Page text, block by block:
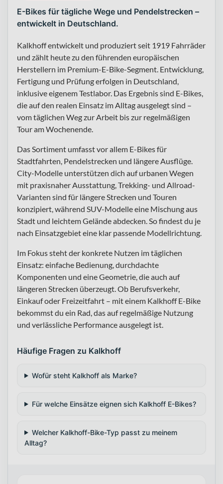
E-Bikes für tägliche Wege und Pendelstrecken –
entwickelt in Deutschland.
Kalkhoff entwickelt und produziert seit 1919 Fahrräder
und zählt heute zu den führenden europäischen
Herstellern im Premium-E-Bike-Segment. Entwicklung,
Fertigung und Prüfung erfolgen in Deutschland,
inklusive eigenem Testlabor. Das Ergebnis sind E-Bikes,
die auf den realen Einsatz im Alltag ausgelegt sind –
vom täglichen Weg zur Arbeit bis zur regelmäßigen
Tour am Wochenende.
Das Sortiment umfasst vor allem E-Bikes für
Stadtfahrten, Pendelstrecken und längere Ausflüge.
City-Modelle unterstützen dich auf urbanen Wegen
mit praxisnaher Ausstattung, Trekking- und Allroad-
Varianten sind für längere Strecken und Touren
konzipiert, während SUV-Modelle eine Mischung aus
Stadt und leichtem Gelände abdecken. So findest du je
nach Einsatzgebiet eine klar passende Modellrichtung.
Im Fokus steht der konkrete Nutzen im täglichen
Einsatz: einfache Bedienung, durchdachte
Komponenten und eine Geometrie, die auch auf
längeren Strecken überzeugt. Ob Berufsverkehr,
Einkauf oder Freizeitfahrt – mit einem Kalkhoff E-Bike
bekommst du ein Rad, das auf regelmäßige Nutzung
und verlässliche Performance ausgelegt ist.
Häufige Fragen zu Kalkhoff
Wofür steht Kalkhoff als Marke?
Für welche Einsätze eignen sich Kalkhoff E-Bikes?
Welcher Kalkhoff-Bike-Typ passt zu meinem
Alltag?